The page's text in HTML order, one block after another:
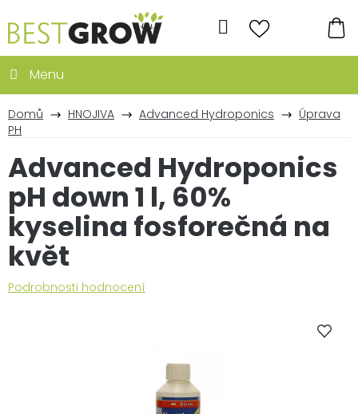
na
obsah
Hledat
Domů HNOJIVA Advanced Hydroponics
Úprava
PH
Advanced Hydroponics
pH down 1 l, 60%
kyselina fosforečná na
květ
Průměrné
Podrobnosti hodnocení